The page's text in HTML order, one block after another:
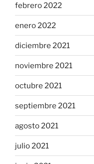
febrero 2022
enero 2022
diciembre 2021
noviembre 2021
octubre 2021
septiembre 2021
agosto 2021
julio 2021